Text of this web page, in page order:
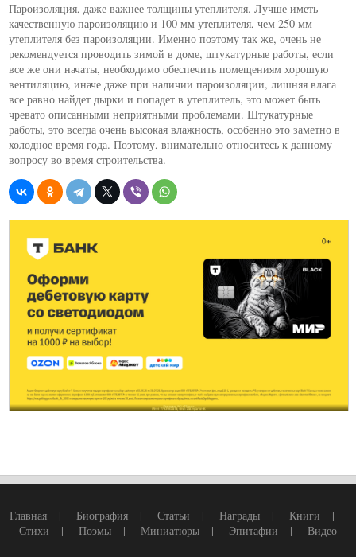
Пароизоляция, даже важнее толщины утеплителя. Лучше иметь
качественную пароизоляцию и 100 мм утеплителя, чем 250 мм
утеплителя без пароизоляции. Именно поэтому так же, очень не
рекомендуется проводить зимой в доме, штукатурные работы, если
все же они начаты, необходимо обеспечить помещениям хорошую
вентиляцию, иначе даже при наличии пароизоляции, лишняя влага
все равно найдет дырки и попадет в утеплитель, это может быть
чревато описанными неприятными проблемами. Штукатурные
работы, это всегда очень высокая влажность, особенно это заметно в
холодное время года. Поэтому, внимательно относитесь к данному
вопросу во время строительства.
Главная | Биография | Статьи | Награды | Книги |
Стихи | Поэмы | Миниатюры | Эпитафии | Видео